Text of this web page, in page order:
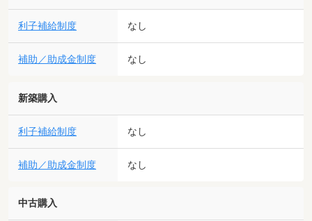
利子補給制度 なし
補助／助成金制度 なし
新築購入
利子補給制度 なし
補助／助成金制度 なし
中古購入